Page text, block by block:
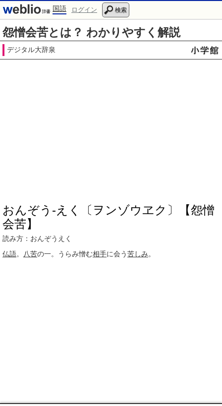
国語 ログイン 検索
怨憎会苦とは？ わかりやすく解説
デジタル大辞泉
おんぞう‐えく〔ヲンゾウヱク〕【怨憎
会苦】
読み方：おんぞうえく
仏語。 八苦の一。うらみ憎む相手に会う苦しみ。